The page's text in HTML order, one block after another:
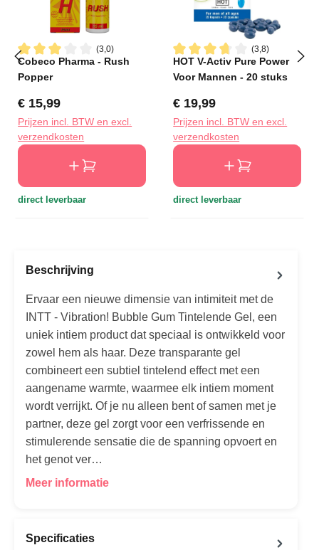
(3,0)
Gemiddelde waardering van 3 van 5 sterren
Cobeco Pharma - Rush
Popper
Normale prijs:
€ 15,99
Prijzen incl. BTW en excl.
verzendkosten
direct leverbaar
(3,8)
Gemiddelde waardering van
HOT V-Activ Pure Power
Voor Mannen - 20 stuks
Normale prijs:
€ 19,99
Prijzen incl. BTW en excl.
verzendkosten
direct leverbaar
Beschrijving
Ervaar een nieuwe dimensie van intimiteit met de
INTT - Vibration! Bubble Gum Tintelende Gel, een
uniek intiem product dat speciaal is ontwikkeld voor
zowel hem als haar. Deze transparante gel
combineert een subtiel tintelend effect met een
aangename warmte, waarmee elk intiem moment
wordt verrijkt. Of je nu alleen bent of samen met je
partner, deze gel zorgt voor een verfrissende en
stimulerende sensatie die de spanning opvoert en
het genot ver…
Meer informatie
Specificaties